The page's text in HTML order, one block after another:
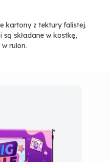
kartony z tektury falistej.
składane w kostkę,
rulon.